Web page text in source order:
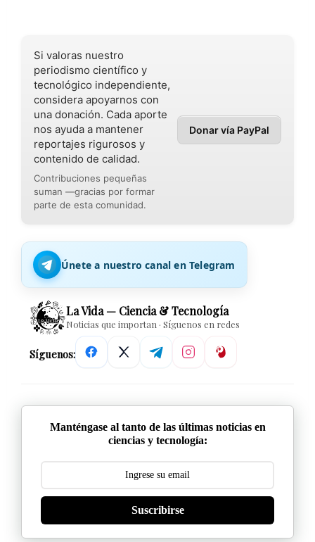
Si valoras nuestro
periodismo científico y
tecnológico independiente,
considera apoyarnos con
una donación. Cada aporte
nos ayuda a mantener
reportajes rigurosos y
contenido de calidad.
Contribuciones pequeñas
suman —gracias por formar
parte de esta comunidad.
Donar vía PayPal
Únete a nuestro canal en Telegram
La Vida — Ciencia & Tecnología
Noticias que importan · Síguenos en redes
Síguenos:
Manténgase al tanto de las últimas noticias en
ciencias y tecnología:
Suscribirse